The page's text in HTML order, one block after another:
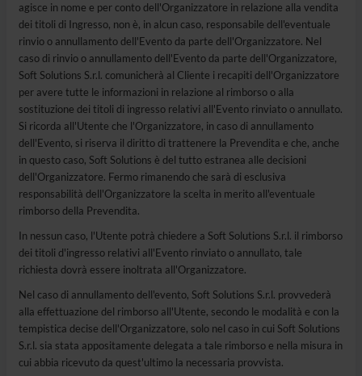
agisce in nome e per conto dell'Organizzatore in relazione alla vendita
dei titoli di Ingresso, non è, in alcun caso, responsabile dell'eventuale
rinvio o annullamento dell'Evento da parte dell'Organizzatore. Nel
caso di rinvio o annullamento dell'Evento da parte dell'Organizzatore,
Soft Solutions S.r.l. comunicherà al Cliente i recapiti dell'Organizzatore
per avere tutte le informazioni in relazione al rimborso o alla
sostituzione dei titoli di ingresso relativi all'Evento rinviato o annullato.
Si ricorda all'Utente che l'Organizzatore, in caso di annullamento
dell'Evento, si riserva il diritto di trattenere la Prevendita e che, anche
in questo caso, Soft Solutions è del tutto estranea alle decisioni
dell'Organizzatore. Fermo rimanendo che sarà di esclusiva
responsabilità dell'Organizzatore la scelta in merito all'eventuale
rimborso della Prevendita.
In nessun caso, l'Utente potrà chiedere a Soft Solutions S.r.l. il rimborso
dei titoli d'ingresso relativi all'Evento rinviato o annullato, tale
richiesta dovrà essere inoltrata all'Organizzatore.
Nel caso di annullamento dell'evento, Soft Solutions S.r.l. provvederà
alla effettuazione del rimborso all'Utente, secondo le modalità e con la
tempistica decise dell'Organizzatore, solo nel caso in cui Soft Solutions
S.r.l. sia stata appositamente delegata a tale rimborso e nella misura in
cui abbia ricevuto da quest'ultimo la necessaria provvista.